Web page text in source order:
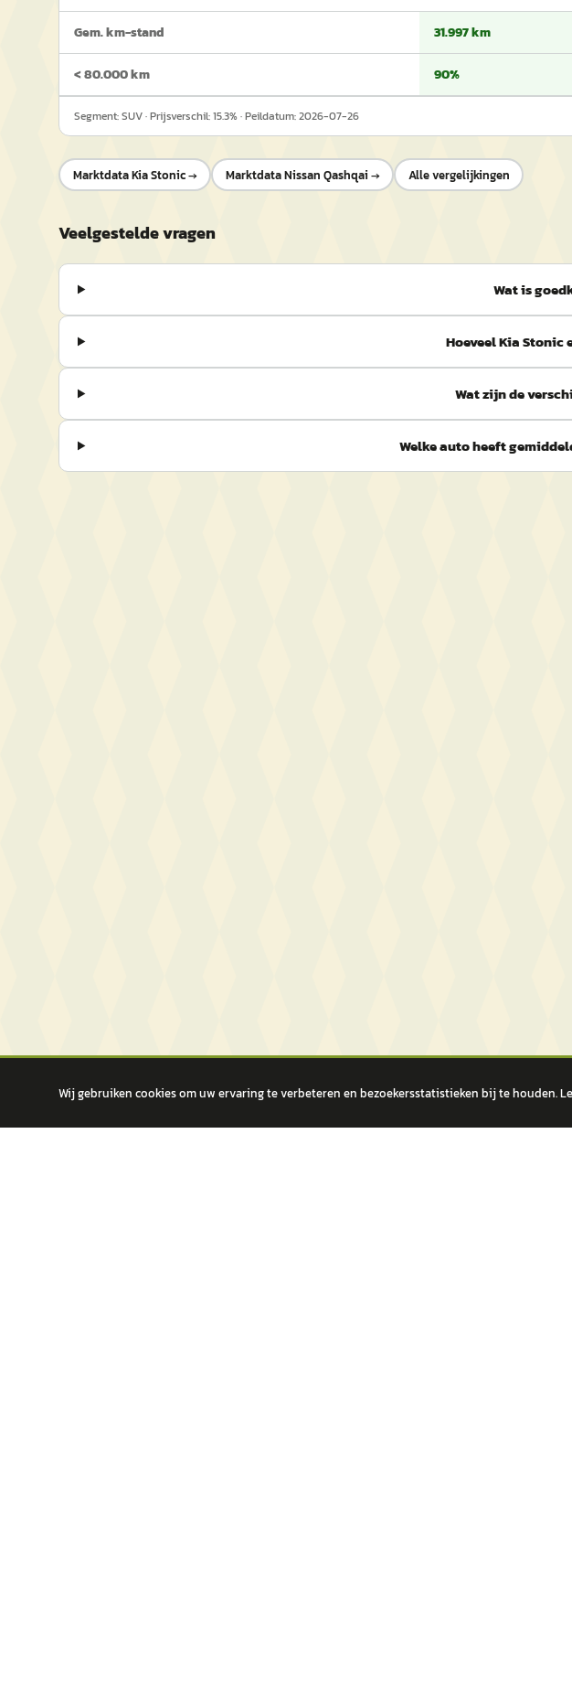
Gem. km-stand 31.997 km
< 80.000 km 90%
Segment:SUV· Prijsverschil:15.3% · Peildatum:2026-07-26
MarktdataKia Stonic→ MarktdataNissan Qashqai → Alle vergelijkingen
Veelgestelde vragen
Wat is
Hoeveel Kia Stonic
Wat zijn de
Welke auto heeft
Wij gebruiken cookies om uw ervaring te verbeteren en bezoekersstatistieken bij te houden.